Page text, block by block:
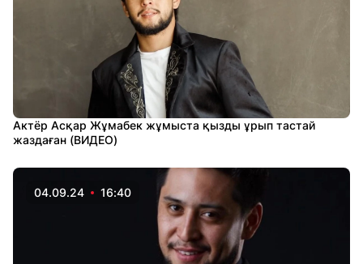
Актёр Асқар Жұмабек жұмыста қызды ұрып тастай
жаздаған (ВИДЕО)
04.09.24 16:40